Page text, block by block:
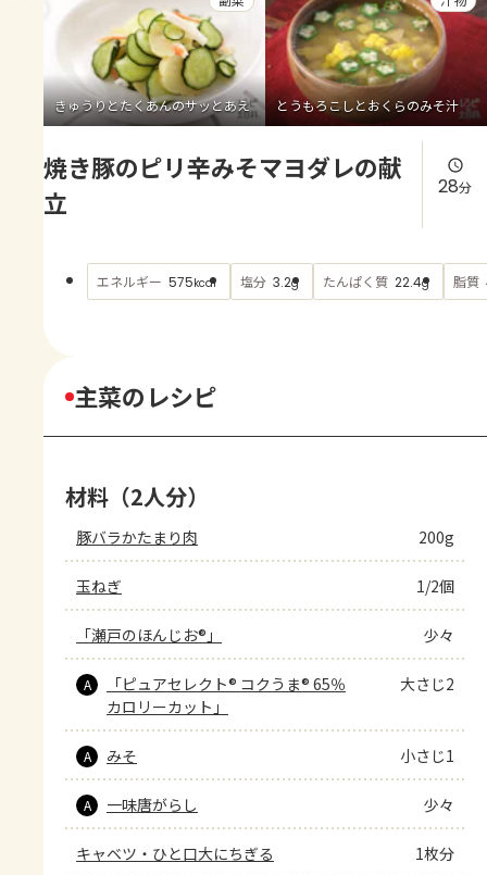
よくあるお問い合わせ
お買い物
AJINOMOTO PARK とは
きゅうりとたくあんのサッとあえ とうもろこしとおくらのみそ汁
焼き豚のピリ辛みそマヨダレの献
立
28分
エネルギー 575kcal 塩分 3.2g たんぱく質 22.4g 脂質
主菜のレシピ
材料（2人分）
豚バラかたまり肉 200g
玉ねぎ 1/2個
「瀬戸のほんじお®」 少々
A
「ピュアセレクト® コクうま® 65％
カロリーカット」
大さじ2
A みそ 小さじ1
A 一味唐がらし 少々
キャベツ・ひと口大にちぎる 1枚分